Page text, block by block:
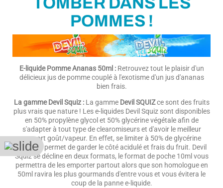
POMMES !
E-liquide Pomme Ananas 50ml :Retrouvez tout le plaisir d'un
délicieux jus de pomme couplé à l'exotisme d'un jus d'ananas
bien frais.
La gamme Devil Squiz :La gamme Devil SQUIZce sont des fruits
plus vrais que nature ! Les e-liquides Devil Squiz sont disponibles
en 50% propylène glycol et 50% glycérine végétale afin de
s'adapter à tout type de clearomiseurs et d'avoir le meilleur
rapport goût/vapeur. En effet, se limiter à 50% de glycérine
végétale permet de garder le côté acidulé et frais du fruit. Devil
Squiz se décline en deux formats, le format de poche 10ml vous
permettra de les emporter partout alors que son homologue en
50ml ravira les plus gourmands d'entre vous et vous évitera le
coup de la panne e-liquide.